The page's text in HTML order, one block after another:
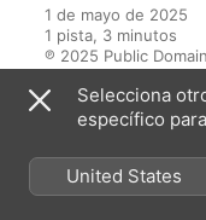
1 de mayo de 2025
1 pista, 3 minutos
℗ 2025 Public Domain
Selecciona
específico
United States